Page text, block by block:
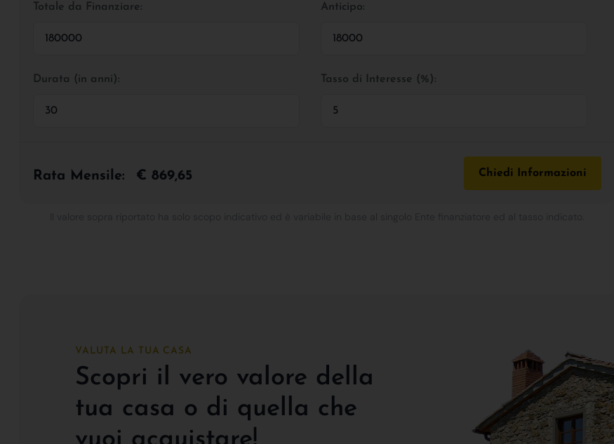
Totale da Finanziare: Anticipo:
Durata (in anni): Tasso di Interesse (%):
Rata Mensile: € 869,65 Chiedi Informazioni
VALUTA LA TUA CASA
Scopri il vero valore della
tua casa o di quella che